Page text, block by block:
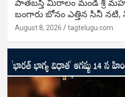
పాతబస్తీ మీరాలం మండి శ్రీ
బంగారు బోనం ఎత్తిన సినీ
August 8, 2026 tagtelugu.com